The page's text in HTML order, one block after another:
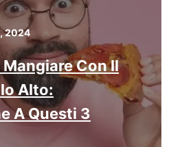
2024
Con Il
Alto:
A Questi 3